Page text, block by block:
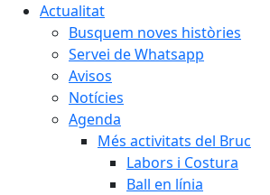
Actualitat
Busquem noves històries
Servei de Whatsapp
Avisos
Notícies
Agenda
Més activitats del Bruc
Labors i Costura
Ball en línia